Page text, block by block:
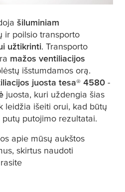
šiluminiam
ir poilsio transporto
užtikrinti. Transporto
mažos ventiliacijos
išstumdamos orą.
juosta tesa® 4580 -
juosta, kuri uždengia šias
leidžia išeiti orui, kad būtų
putojimo rezultatai.
apie mūsų aukštos
skirtus naudoti